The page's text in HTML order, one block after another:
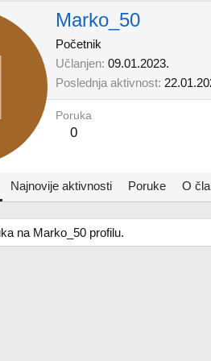
Marko_50
Početnik
Učlanjen 09.01.2023.
Poslednja aktivnost
Poruka
0
Najnovije aktivnosti Poruke O
na Marko_50 profilu.